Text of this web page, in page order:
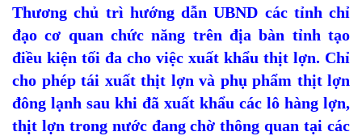
Thương chủ trì hướng dẫn UBND các tỉnh chỉ
đạo cơ quan chức năng trên địa bàn tỉnh tạo
điều kiện tối đa cho việc xuất khẩu thịt lợn. Chỉ
cho phép tái xuất thịt lợn và phụ phẩm thịt lợn
đông lạnh sau khi đã xuất khẩu các lô hàng lợn,
thịt lợn trong nước đang chờ thông quan tại các